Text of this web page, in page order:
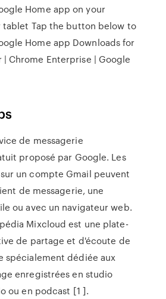
Home app on your
tablet Tap the button below to
Home app Downloads for
| Chrome Enterprise | Google
de messagerie
proposé par Google. Les
un compte Gmail peuvent
de messagerie, une
ou avec un navigateur web.
Mixcloud est une plate-
de partage et d'écoute de
spécialement dédiée aux
enregistrées en studio
ou en podcast [1 ].